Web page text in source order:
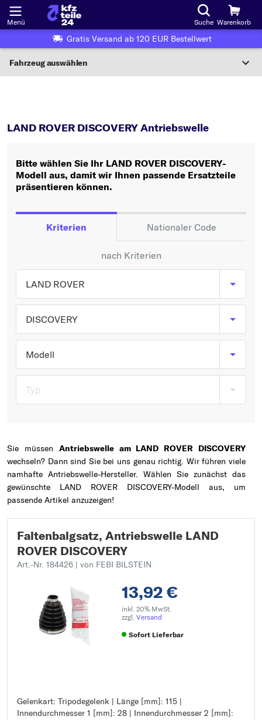
Menü Suche Warenkorb
Gratis Versand ab 120 EUR Bestellwert
Fahrzeug auswählen
Wo finde ich die?
Oder
Oder Fahrzeugauswahl nach Kriterien:
Hersteller wählen
Typ wählen
LAND ROVER DISCOVERY Antriebswelle
Bitte wählen Sie Ihr LAND ROVER DISCOVERY-
Modell aus, damit wir Ihnen passende Ersatzteile
präsentieren können.
Kriterien Nationaler Code
nach Kriterien
LAND ROVER
DISCOVERY
Modell
Typ
Sie müssen Antriebswelle am LAND ROVER DISCOVERY
wechseln? Dann sind Sie bei uns genau richtig. Wir führen viele
namhafte Antriebswelle-Hersteller. Wählen Sie zunächst das
gewünschte LAND ROVER DISCOVERY-Modell aus, um
passende Artikel anzuzeigen!
Faltenbalgsatz, Antriebswelle LAND
ROVER DISCOVERY
Art.-Nr. 184426 | von FEBI BILSTEIN
13,92 €
inkl. 20% MwSt.
zzgl. Versand
Sofort Lieferbar
Gelenkart: Tripodegelenk | Länge [mm]: 115 |
Innendurchmesser 1 [mm]: 28 | Innendurchmesser 2 [mm]:
Gelenkart: Tripodegelenk
Länge [mm]: 115